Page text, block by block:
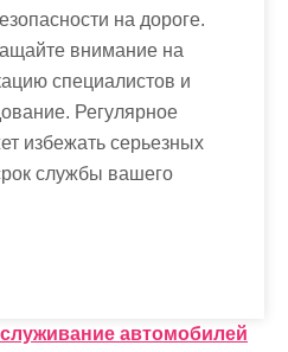
на дороге.
внимание на
специалистов и
Регулярное
избежать серьезных
службы вашего
автомобилей